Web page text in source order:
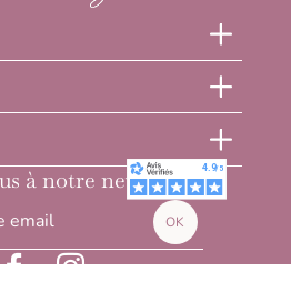
à notre newsletter